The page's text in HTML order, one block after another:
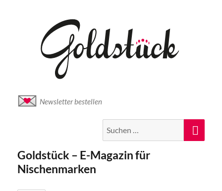
Newsletter bestellen
nach:
Goldstück – E-Magazin für
Nischenmarken